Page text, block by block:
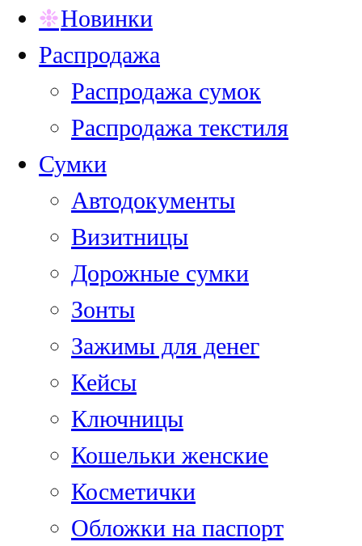
Новинки
Распродажа
Распродажа сумок
Распродажа текстиля
Сумки
Автодокументы
Визитницы
Дорожные сумки
Зонты
Зажимы для денег
Кейсы
Ключницы
Кошельки женские
Косметички
Обложки на паспорт